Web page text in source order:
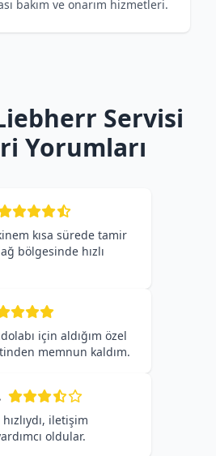
bakım ve onarım hizmetleri.
Servisi
Yorumları
kısa sürede tamir
bölgesinde hızlı
için aldığım özel
memnun kaldım.
iletişim
oldular.